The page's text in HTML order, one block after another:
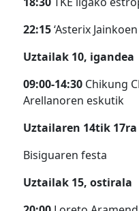
22:15‘Asterix
Uztailak 10, igandea
09:00-14:30 Chikung
Arellanoren eskutik
Uztailaren 14tik 17ra
Bisiguaren festa
Uztailak 15, ostirala